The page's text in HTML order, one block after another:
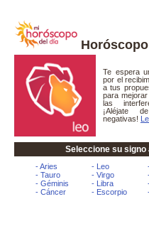
Horóscopo